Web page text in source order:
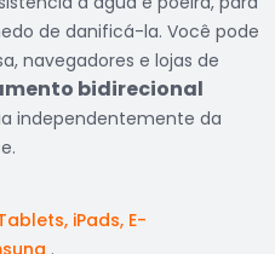
de danificá-la. Você pode
navegadores e lojas de
bidirecional
independentemente da
iPads, E-
.